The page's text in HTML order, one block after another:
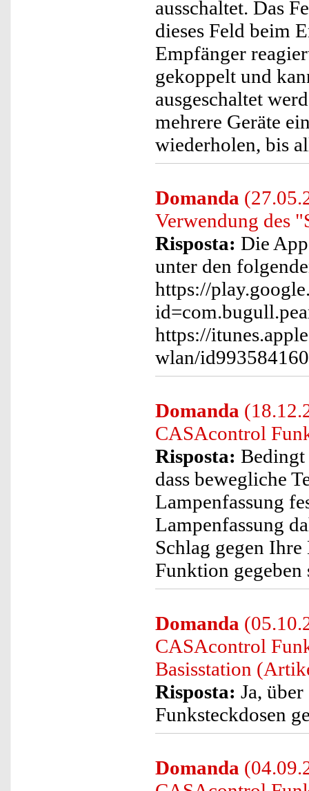
ausschaltet. Das
dieses Feld beim
Empfänger
gekoppelt und
ausgeschaltet
mehrere Geräte
wiederholen, bis
Domanda
Verwendung des
Risposta: Die
unter den
https://
https://
wlan/
Domanda
CASAcontrol
Risposta: Bedingt
dass bewegliche
Lampenfassung
Lampenfassung
Schlag gegen
Funktion gegeben
Domanda
CASAcontrol
Basisstation
Risposta: Ja,
Funksteckdosen
Domanda